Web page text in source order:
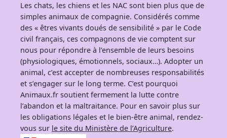
Les chats, les chiens et les NAC sont bien plus que de
simples animaux de compagnie. Considérés comme
des « êtres vivants doués de sensibilité » par le Code
civil français, ces compagnons de vie comptent sur
nous pour répondre à l’ensemble de leurs besoins
(physiologiques, émotionnels, sociaux…). Adopter un
animal, c’est accepter de nombreuses responsabilités
et s’engager sur le long terme. C’est pourquoi
Animaux.fr soutient fermement la lutte contre
l’abandon et la maltraitance. Pour en savoir plus sur
les obligations légales et le bien-être animal, rendez-
vous sur le site du Ministère de l’Agriculture.